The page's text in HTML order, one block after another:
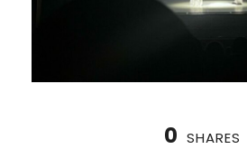
0 SHARES